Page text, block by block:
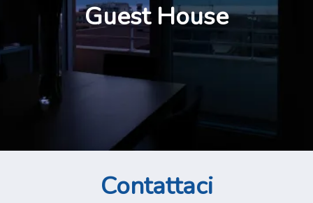
Guest House
Contattaci